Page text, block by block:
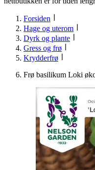
Forsiden
Hage og uterom
Dyrk og plante
Gress og frø
Krydderfrø
Frø basilikum Loki